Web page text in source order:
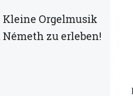
Orgelmusik
zu erleben!